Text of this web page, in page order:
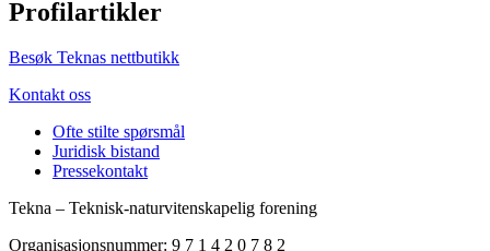
Profilartikler
Besøk Teknas nettbutikk
Kontakt oss
Ofte stilte spørsmål
Juridisk bistand
Pressekontakt
Tekna – Teknisk-naturvitenskapelig forening
Organisasjonsnummer: 9 7 1 4 2 0 7 8 2